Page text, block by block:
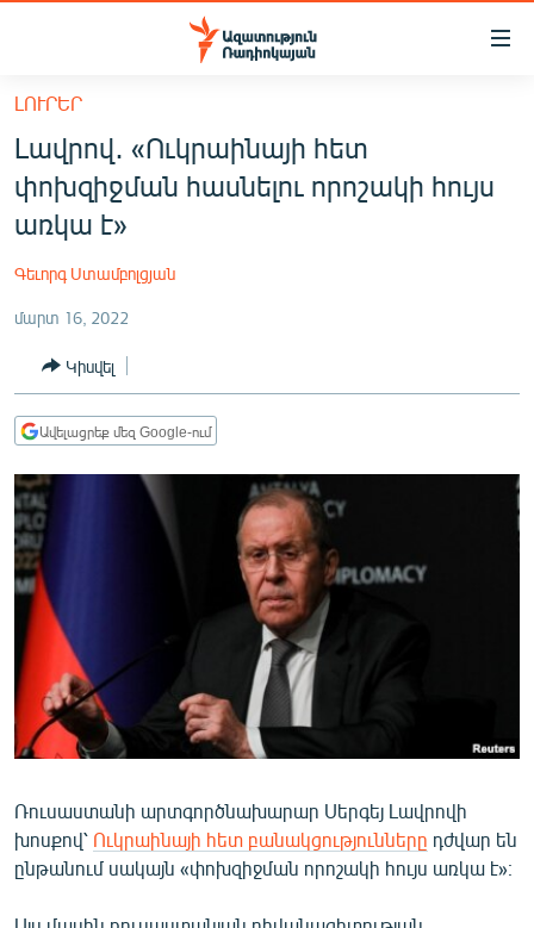
Մատչելիության
հիմնական
բովանդակությանը
Անցնել
հիմնական
մենյուին
ՀԱՅԱՍՏԱՆ
ՔԱՂԱՔԱԿԱՆ
ՏՆՏԵՍՈՒԹՅՈՒՆ
ՂԱՐԱԲԱՂ
ՏԱՐԱԾԱՇՐՋԱՆ
ՄԻՋԱԶԳԱՅԻՆ
ՄՇԱԿՈՒՅԹ
ՍՊՈՐՏ
ՄԵԿՆԱԲԱՆՈՒԹՅՈՒՆ
ՏՏ ԵՒ ԻՆՏԵՐՆԵՏ
ԱՐԽԻՎ
ՏԵՍԱՆՅՈՒԹԵՐ
ԼՈՒՐԵՐ
Լավրով․ «Ուկրաինայի հետ
փոխզիջման հասնելու որոշակի հույս
առկա է»
Գեւորգ Ստամբոլցյան
մարտ 16, 2022
Կիսվել
Ավելացրեք մեզ Google-ում
Ռուսաստանի արտգործնախարար Սերգեյ Լավրովի
խոսքով՝ Ուկրաինայի հետ բանակցությունները դժվար են
ընթանում սակայն «փոխզիջման որոշակի հույս առկա է»։